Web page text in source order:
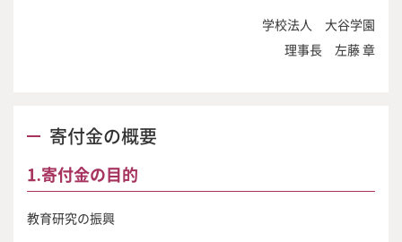
学校法人 大谷学園
理事長 左藤 章
寄付金の概要
1.寄付金の目的
教育研究の振興